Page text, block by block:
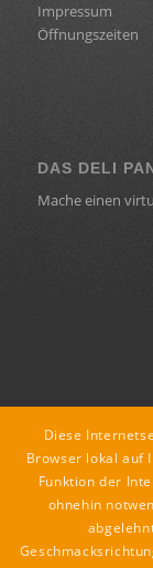
Impressum
Öffnungszeiten
DAS DELI
Mache einen
deli ::: lounge :
Dorfstraße 18
8435 Leitring
tel +43 3452
Diese
Browser lokal auf
Funktion der
ohnehin